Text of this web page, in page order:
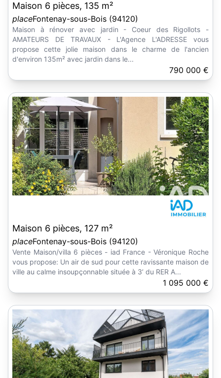
Maison 6 pièces, 135 m²
placeFontenay-sous-Bois (94120)
Maison à rénover avec jardin - Coeur des Rigollots -
AMATEURS DE TRAVAUX - L'Agence L'ADRESSE vous
propose cette jolie maison dans le charme de l'ancien
d'environ 135m² avec jardin dans le...
790 000 €
Maison 6 pièces, 127 m²
placeFontenay-sous-Bois (94120)
Vente Maison/villa 6 pièces - iad France - Véronique Roche
vous propose: Un air de sud pour cette ravissante maison de
ville au calme insoupçonnable située à 3’ du RER A...
1 095 000 €